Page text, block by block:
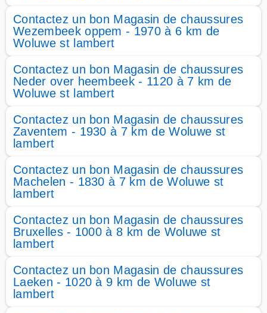
Contactez un bon Magasin de chaussures
Wezembeek oppem - 1970 à 6 km de
Woluwe st lambert
Contactez un bon Magasin de chaussures
Neder over heembeek - 1120 à 7 km de
Woluwe st lambert
Contactez un bon Magasin de chaussures
Zaventem - 1930 à 7 km de Woluwe st
lambert
Contactez un bon Magasin de chaussures
Machelen - 1830 à 7 km de Woluwe st
lambert
Contactez un bon Magasin de chaussures
Bruxelles - 1000 à 8 km de Woluwe st
lambert
Contactez un bon Magasin de chaussures
Laeken - 1020 à 9 km de Woluwe st
lambert